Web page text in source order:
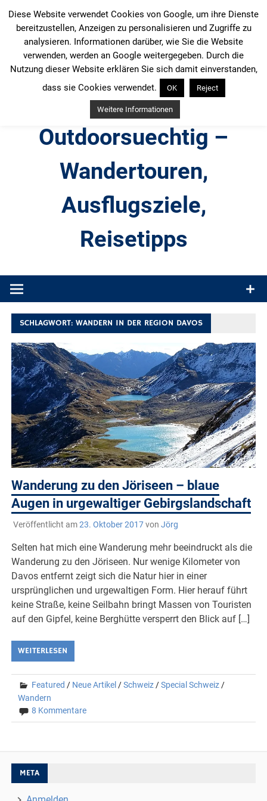
Inhalt
springen
Outdoorsuechtig –
Wandertouren,
Ausflugsziele,
Reisetipps
Produkttests und Buchrezensionen. Ein Blog für alle, die gern
SCHLAGWORT:WANDERN IN DER REGION DAVOS
Wanderung zu den Jöriseen – blaue
Augen in urgewaltiger Gebirgslandschaft
Veröffentlicht am23. Oktober 2017von Jörg
Selten hat mich eine Wanderung mehr beeindruckt als die
Wanderung zu den Jöriseen. Nur wenige Kilometer von
Davos entfernt zeigt sich die Natur hier in einer
ursprünglichen und urgewaltigen Form. Hier herauf führt
keine Straße, keine Seilbahn bringt Massen von Touristen
auf den Gipfel, keine Berghütte versperrt den Blick auf […]
WEITERLESEN
Featured / Neue Artikel /Schweiz /Special Schweiz /
Wandern
8 Kommentare
META
Diese Website verwendet Cookies von Google, um ihre Dienste
bereitzustellen, Anzeigen zu personalisieren und Zugriffe zu
analysieren. Informationen darüber, wie Sie die Website
verwenden, werden an Google weitergegeben. Durch die
Nutzung dieser Website erklären Sie sich damit einverstanden,
dass sie Cookies verwendet.
OK Reject
Weitere Informationen